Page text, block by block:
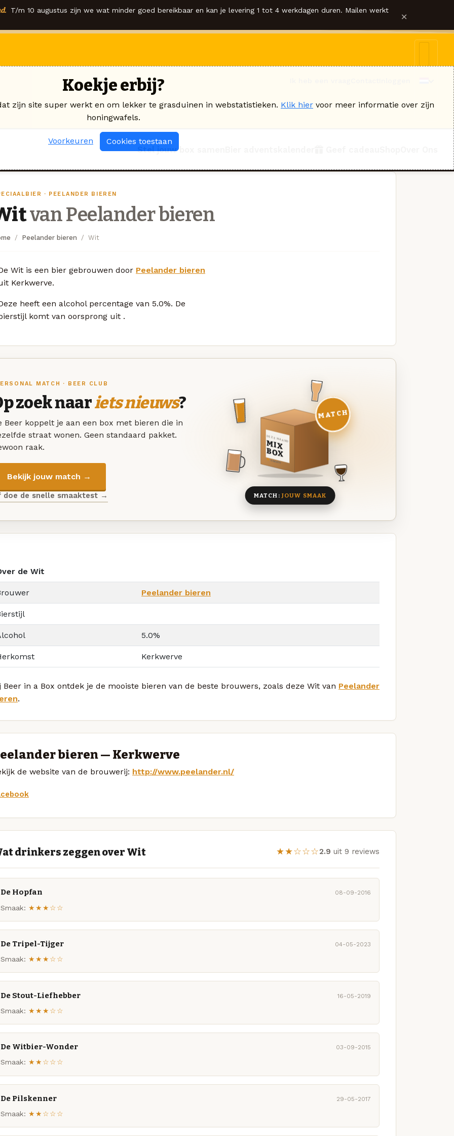
T/m 10 augustus zijn we wat minder goed bereikbaar en kan je levering 1 tot 4 werkdagen duren. Mailen werkt ×
Stel jouw box samen
· PEELANDER BIEREN
van Peelander bieren
Peelander bieren Wit
Wit is een bier gebrouwen door Peelander bieren
Kerkwerve.
heeft een alcohol percentage van 5.0%. De
komt van oorsprong uit .
MATCH · BEER CLUB
zoek naariets nieuws?
Beer koppelt je aan een box met bieren die in
straat wonen. Geen standaard pakket.
raak.
Bekijk jouw match →
doe de snelle smaaktest →
DEZE MAAND
MIX
BOX
8 BIEREN
MATCH
MATCH: JOUW SMAAK
de Wit
Peelander bieren
5.0%
Kerkwerve
Beer in a Box ontdek je de mooiste bieren van de beste brouwers, zoals deze Wit van Peelander
.
bieren — Kerkwerve
de website van de brouwerij: http://www.peelander.nl/
drinkers zeggen over Wit ★★☆☆☆2.9 uit 9 reviews
De Hopfan 08-09-2016
Smaak: ★★★☆☆
De Tripel-Tijger 04-05-2023
Smaak: ★★★☆☆
De Stout-Liefhebber 16-05-2019
Smaak: ★★★☆☆
De Witbier-Wonder 03-09-2015
Smaak: ★★☆☆☆
De Pilskenner 29-05-2017
Smaak: ★★☆☆☆
Koekje erbij?
zijn site super werkt en om lekker te grasduinen in webstatistieken. Klik hier voor meer informatie over zijn
honingwafels.
Voorkeuren Cookies toestaan